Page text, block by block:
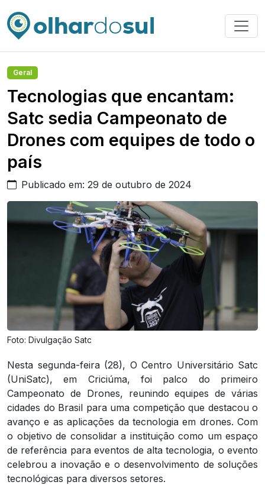
Geral
Tecnologias que encantam:
Satc sedia Campeonato de
Drones com equipes de todo o
país
Publicado em: 29 de outubro de 2024
Foto: Divulgação Satc
Nesta segunda-feira (28), O Centro Universitário Satc
(UniSatc), em Criciúma, foi palco do primeiro
Campeonato de Drones, reunindo equipes de várias
cidades do Brasil para uma competição que destacou o
avanço e as aplicações da tecnologia em drones. Com
o objetivo de consolidar a instituição como um espaço
de referência para eventos de alta tecnologia, o evento
celebrou a inovação e o desenvolvimento de soluções
tecnológicas para diversos setores.